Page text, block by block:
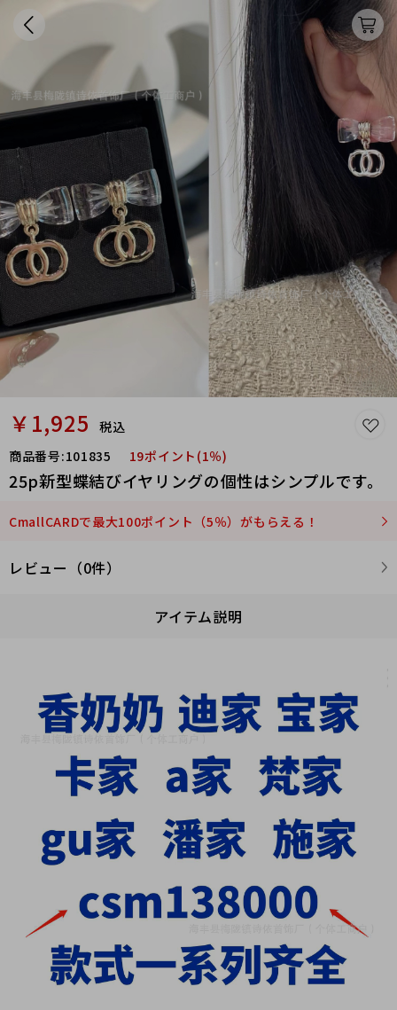
￥1,925
税込
商品番号:101835 19ポイント(1％)
25p新型蝶結びイヤリングの個性はシンプルです。
CmallCARDで最大100ポイント（5％）がもらえる！
レビュー（0件）
アイテム説明